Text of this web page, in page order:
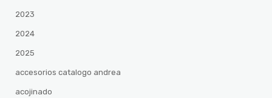
2023
2024
2025
accesorios catalogo andrea
acojinado